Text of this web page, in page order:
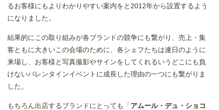
るお客様にもよりわかりやすい案内をと2012年から設置するよう
になりました。
結果的にこの取り組みが各ブランドの競争にも繋がり、売上・集
客ともに大きいこの会場のために、各シェフたちは連日のように
来場し、お客様と写真撮影やサインをしてくれるいうどこにも負
けないバレンタインイベントに成長した理由の一つにも繋がりま
した。
もちろん出店するブランドにとっても「アムール・デュ・ショコ